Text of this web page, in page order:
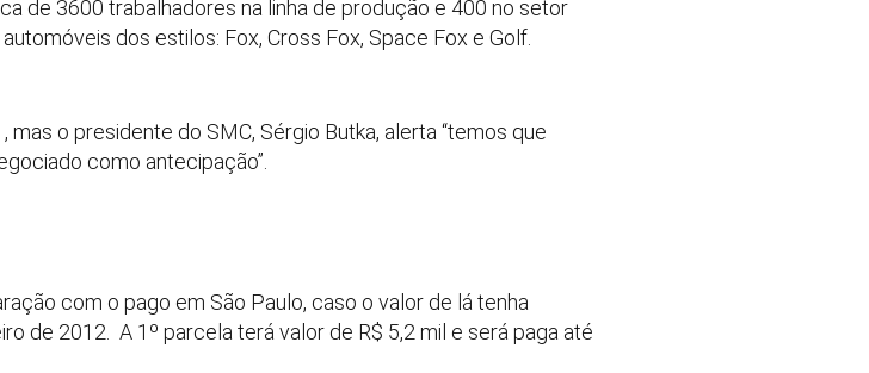
de 3600 trabalhadores na linha de produção e 400 no setor
dos estilos: Fox, Cross Fox, Space Fox e Golf.
o presidente do SMC, Sérgio Butka, alerta “temos que
como antecipação”.
com o pago em São Paulo, caso o valor de lá tenha
de 2012. A 1º parcela terá valor de R$ 5,2 mil e será paga até